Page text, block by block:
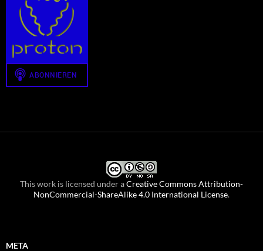
This work is licensed under aCreative Commons Attribution-
NonCommercial-ShareAlike 4.0 International License.
META